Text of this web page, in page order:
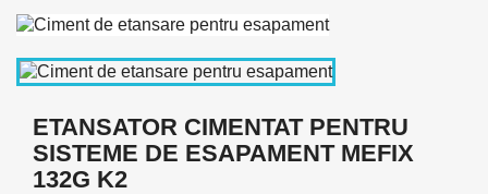
ETANSATOR CIMENTAT PENTRU
SISTEME DE ESAPAMENT MEFIX
132G K2